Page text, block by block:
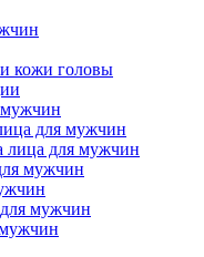
кожи головы
мужчин
для мужчин
лица для мужчин
мужчин
мужчин